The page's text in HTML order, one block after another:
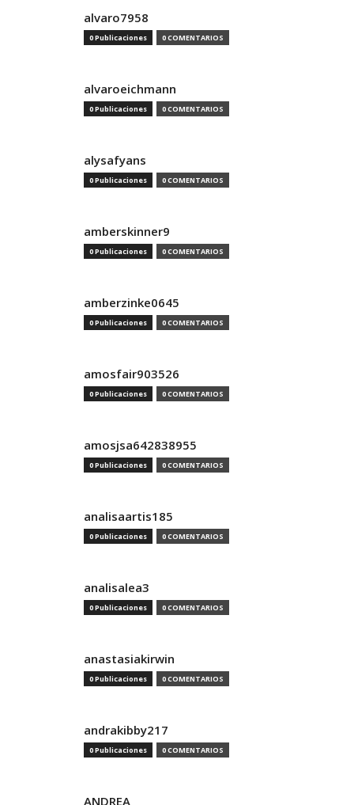
alvaro7958
0 Publicaciones 0 COMENTARIOS
alvaroeichmann
0 Publicaciones 0 COMENTARIOS
alysafyans
0 Publicaciones 0 COMENTARIOS
amberskinner9
0 Publicaciones 0 COMENTARIOS
amberzinke0645
0 Publicaciones 0 COMENTARIOS
amosfair903526
0 Publicaciones 0 COMENTARIOS
amosjsa642838955
0 Publicaciones 0 COMENTARIOS
analisaartis185
0 Publicaciones 0 COMENTARIOS
analisalea3
0 Publicaciones 0 COMENTARIOS
anastasiakirwin
0 Publicaciones 0 COMENTARIOS
andrakibby217
0 Publicaciones 0 COMENTARIOS
ANDREA